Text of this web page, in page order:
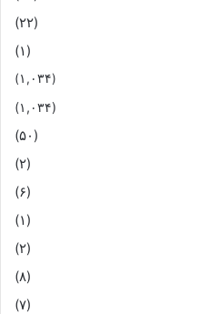
(۲۲)
(۱)
(۱,۰۳۴)
(۱,۰۳۴)
(۵۰)
(۲)
(۶)
(۱)
(۲)
(۸)
(۷)